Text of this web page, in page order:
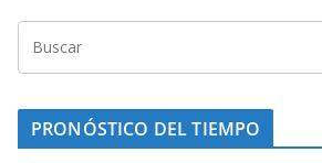
PRONÓSTICO DEL TIEMPO